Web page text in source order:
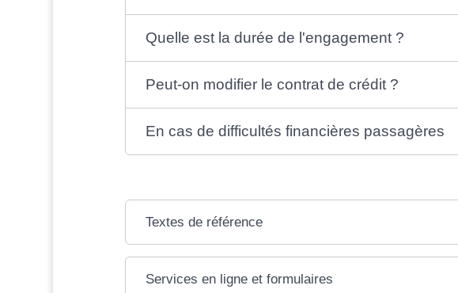
Quelle est la durée de l'engagement ?
Peut-on modifier le contrat de crédit ?
En cas de difficultés financières passagères
Textes de référence
Services en ligne et formulaires